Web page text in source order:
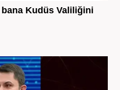
Kudüs Valiliğini